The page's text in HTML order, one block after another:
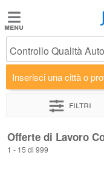
Jobbydoo
Offerte
di
lavoro
Controllo Qualità
Inserisci una città o
Filtri
Offerte di Lavoro
1 - 15 di 999